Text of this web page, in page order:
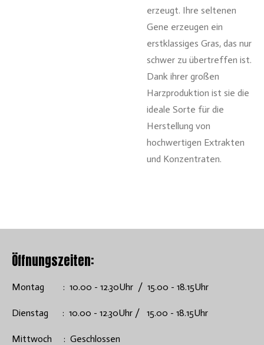
erzeugt. Ihre seltenen
Gene erzeugen ein
erstklassiges Gras, das nur
schwer zu übertreffen ist.
Dank ihrer großen
Harzproduktion ist sie die
ideale Sorte für die
Herstellung von
hochwertigen Extrakten
und Konzentraten.
Öffnungszeiten:
Montag : 10.00 - 12.30Uhr / 15.00 - 18.15Uhr
Dienstag : 10.00 - 12.30Uhr / 15.00 - 18.15Uhr
Mittwoch : Geschlossen